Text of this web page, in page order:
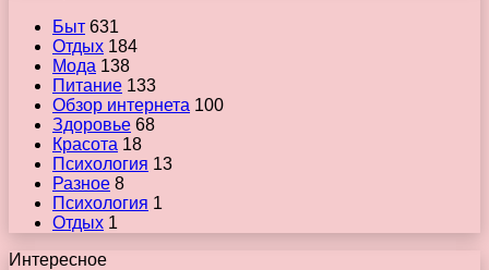
Быт 631
Отдых 184
Мода 138
Питание 133
Обзор интернета 100
Здоровье 68
Красота 18
Психология 13
Разное 8
Психология 1
Отдых 1
Интересное